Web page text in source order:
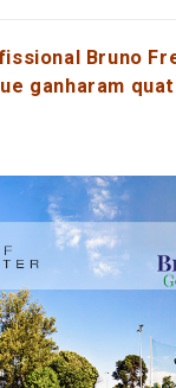
Bruno
ganharam